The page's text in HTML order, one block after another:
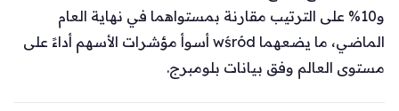
و10% على الترتيب مقارنة بمستواهما في نهاية العام
الماضي، ما يضعهما wśród أسوأ مؤشرات الأسهم أداءً على
مستوى العالم وفق بيانات بلومبرج.